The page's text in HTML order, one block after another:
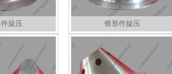
旋压 锥形件旋压